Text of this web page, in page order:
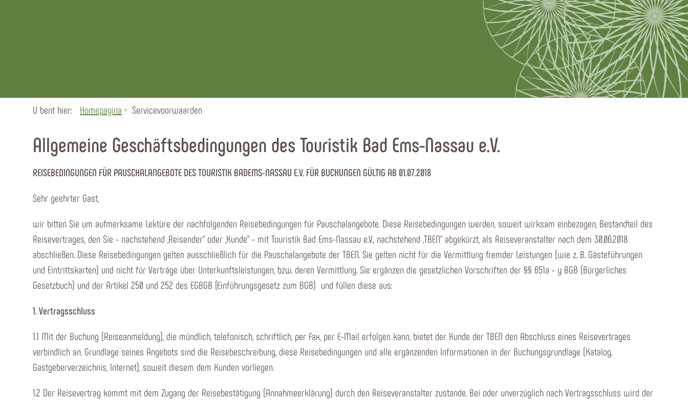
U bent hier: Homepagina Servicevoorwaarden
Allgemeine Geschäftsbedingungen des Touristik Bad Ems-Nassau e.V.
REISEBEDINGUNGEN FÜR PAUSCHALANGEBOTE DES TOURISTIK BADEMS-NASSAU E.V. FÜR BUCHUNGEN GÜLTIG AB 01.07.2018
Sehr geehrter Gast,
wir bitten Sie um aufmerksame Lektüre der nachfolgenden Reisebedingungen für Pauschalangebote. Diese Reisebedingungen werden, soweit wirksam einbezogen, Bestandteil des
Reisevertrages, den Sie - nachstehend „Reisender“ oder „Kunde“ - mit Touristik Bad Ems-Nassau e.V., nachstehend „TBEN“ abgekürzt, als Reiseveranstalter nach dem 30.06.2018
abschließen. Diese Reisebedingungen gelten ausschließlich für die Pauschalangebote der TBEN. Sie gelten nicht für die Vermittlung fremder Leistungen (wie z. B. Gästeführungen
und Eintrittskarten) und nicht für Verträge über Unterkunftsleistungen, bzw. deren Vermittlung. Sie ergänzen die gesetzlichen Vorschriften der §§ 651a - y BGB (Bürgerliches
Gesetzbuch) und der Artikel 250 und 252 des EGBGB (Einführungsgesetz zum BGB) und füllen diese aus:
1. Vertragsschluss
1.1 Mit der Buchung (Reiseanmeldung), die mündlich, telefonisch, schriftlich, per Fax, per E-Mail erfolgen kann, bietet der Kunde der TBEN den Abschluss eines Reisevertrages
verbindlich an. Grundlage seines Angebots sind die Reisebeschreibung, diese Reisebedingungen und alle ergänzenden Informationen in der Buchungsgrundlage (Katalog,
Gastgeberverzeichnis, Internet), soweit diesem dem Kunden vorliegen.
1.2 Der Reisevertrag kommt mit dem Zugang der Reisebestätigung (Annahmeerklärung) durch den Reiseveranstalter zustande. Bei oder unverzüglich nach Vertragsschluss wird der